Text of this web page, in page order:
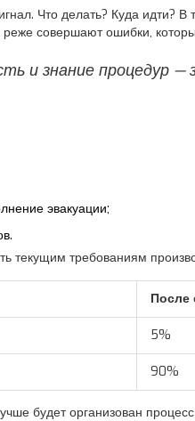
Что делать? Куда идти?
реже совершают ошибки,
и знание процедур —
эвакуации;
текущим требованиям
После
5%
90%
будет организован